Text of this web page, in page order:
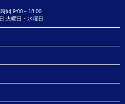
間:9:00～18:00
:火曜日・水曜日